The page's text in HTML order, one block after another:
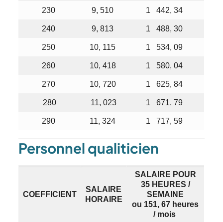
230 9, 510 1 442, 34
240 9, 813 1 488, 30
250 10, 115 1 534, 09
260 10, 418 1 580, 04
270 10, 720 1 625, 84
280 11, 023 1 671, 79
290 11, 324 1 717, 59
Personnel qualiticien
COEFFICIENT
SALAIRE
HORAIRE
SALAIRE POUR
35 HEURES /
SEMAINE
ou 151, 67 heures
/ mois